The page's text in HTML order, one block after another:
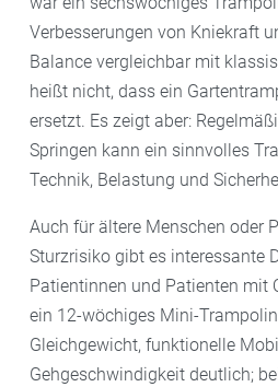
Verbesserungen von Kniekraft
Balance vergleichbar mit
heißt nicht, dass ein
ersetzt. Es zeigt aber:
Springen kann ein sinnvolles
Technik, Belastung und
Auch für ältere Menschen oder
Sturzrisiko gibt es interessante
Patientinnen und Patienten mit
ein 12-wöchiges Mini-
Gleichgewicht, funktionelle
Gehgeschwindigkeit deutlich;